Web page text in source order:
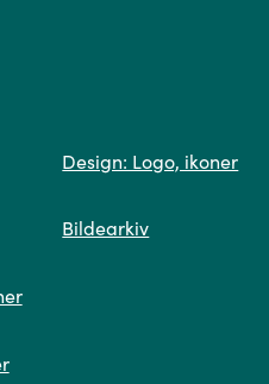
relevante
Design: Logo, ikoner
Bildearkiv